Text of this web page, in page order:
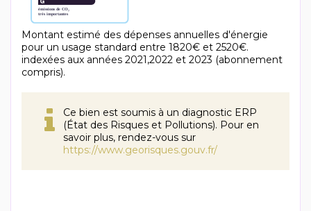
Montant estimé des dépenses annuelles d'énergie
pour un usage standard entre 1820€ et 2520€.
indexées aux années 2021,2022 et 2023 (abonnement
compris).
Ce bien est soumis à un diagnostic ERP
(État des Risques et Pollutions). Pour en
savoir plus, rendez-vous sur
https://www.georisques.gouv.fr/